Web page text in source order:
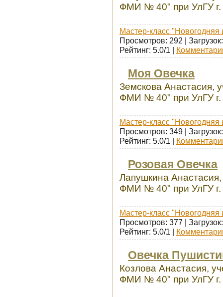
ФМИ № 40" при УлГУ г.
Мастер-класс
Просмотров: 292 |
Рейтинг: 5.0/1 |
Моя Овечка
Земскова Анастасия,
ФМИ № 40" при УлГУ г.
Мастер-класс
Просмотров: 349 |
Рейтинг: 5.0/1 |
Розовая Овечка
Лапушкина
ФМИ № 40" при УлГУ г.
Мастер-класс
Просмотров: 377 |
Рейтинг: 5.0/1 |
Овечка
Козлова Анастасия,
ФМИ № 40" при УлГУ г.